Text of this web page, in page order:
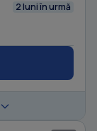
2 luni în urmă